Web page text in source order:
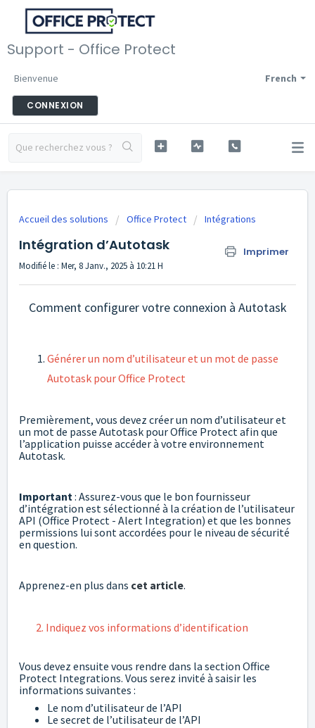
Support - Office Protect
French
Bienvenue
CONNEXION
Accueil des solutions Office Protect Intégrations
Intégration d’Autotask Imprimer
Modifié le : Mer, 8 Janv., 2025 à 10:21 H
Comment configurer votre connexion à Autotask
Générer un nom d’utilisateur et un mot de passe
Autotask pour Office Protect
Premièrement, vous devez créer un nom d’utilisateur et
un mot de passe Autotask pour Office Protect afin que
l’application puisse accéder à votre environnement
Autotask.
Important: Assurez-vous que le bon fournisseur
d’intégration est sélectionné à la création de l’utilisateur
API (Office Protect - Alert Integration) et que les bonnes
permissions lui sont accordées pour le niveau de sécurité
en question.
Apprenez-en plus dans cet article.
2. Indiquez vos informations d’identification
Vous devez ensuite vous rendre dans la section Office
Protect Integrations. Vous serez invité à saisir les
informations suivantes :
Le nom d’utilisateur de l’API
Le secret de l’utilisateur de l’API